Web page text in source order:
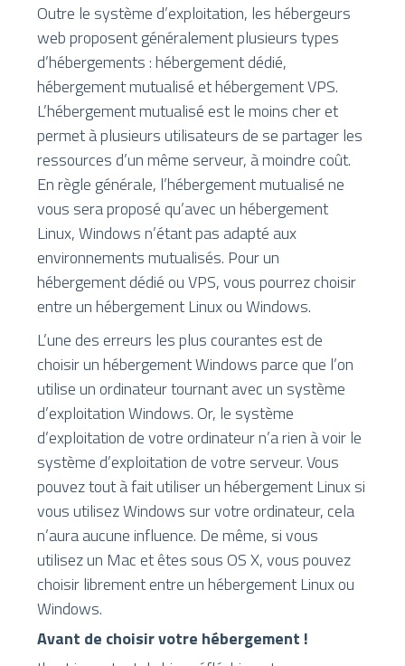
Outre le système d’exploitation, les hébergeurs
web proposent généralement plusieurs types
d’hébergements : hébergement dédié,
hébergement mutualisé et hébergement VPS.
L’hébergement mutualisé est le moins cher et
permet à plusieurs utilisateurs de se partager les
ressources d’un même serveur, à moindre coût.
En règle générale, l’hébergement mutualisé ne
vous sera proposé qu’avec un hébergement
Linux, Windows n’étant pas adapté aux
environnements mutualisés. Pour un
hébergement dédié ou VPS, vous pourrez choisir
entre un hébergement Linux ou Windows.
L’une des erreurs les plus courantes est de
choisir un hébergement Windows parce que l’on
utilise un ordinateur tournant avec un système
d’exploitation Windows. Or, le système
d’exploitation de votre ordinateur n’a rien à voir le
système d’exploitation de votre serveur. Vous
pouvez tout à fait utiliser un hébergement Linux si
vous utilisez Windows sur votre ordinateur, cela
n’aura aucune influence. De même, si vous
utilisez un Mac et êtes sous OS X, vous pouvez
choisir librement entre un hébergement Linux ou
Windows.
Avant de choisir votre hébergement !